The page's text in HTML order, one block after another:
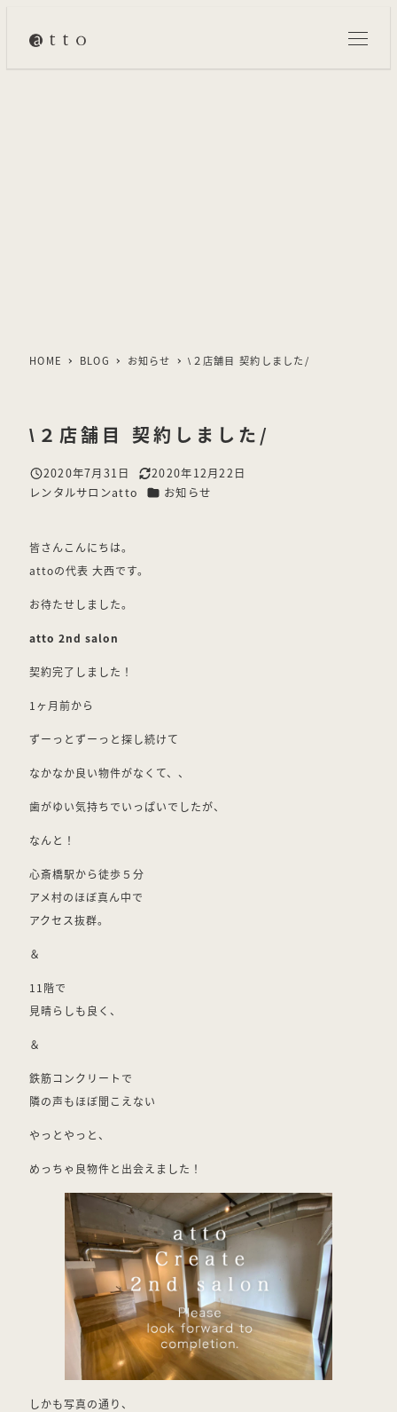
HOME BLOG お知らせ \２店舗目 契約しました/
\２店舗目 契約しました/
投稿日
2020年7月31日
更新日
2020年12月22日
著
レンタルサロンatto カテゴリー
お知らせ
皆さんこんにちは。
attoの代表 大西です。
お待たせしました。
atto 2nd salon
契約完了しました！
1ヶ月前から
ずーっとずーっと探し続けて
なかなか良い物件がなくて、、
歯がゆい気持ちでいっぱいでしたが、
なんと！
心斎橋駅から徒歩５分
アメ村のほぼ真ん中で
アクセス抜群。
＆
11階で
見晴らしも良く、
＆
鉄筋コンクリートで
隣の声もほぼ聞こえない
やっとやっと、
めっちゃ良物件と出会えました！
しかも写真の通り、